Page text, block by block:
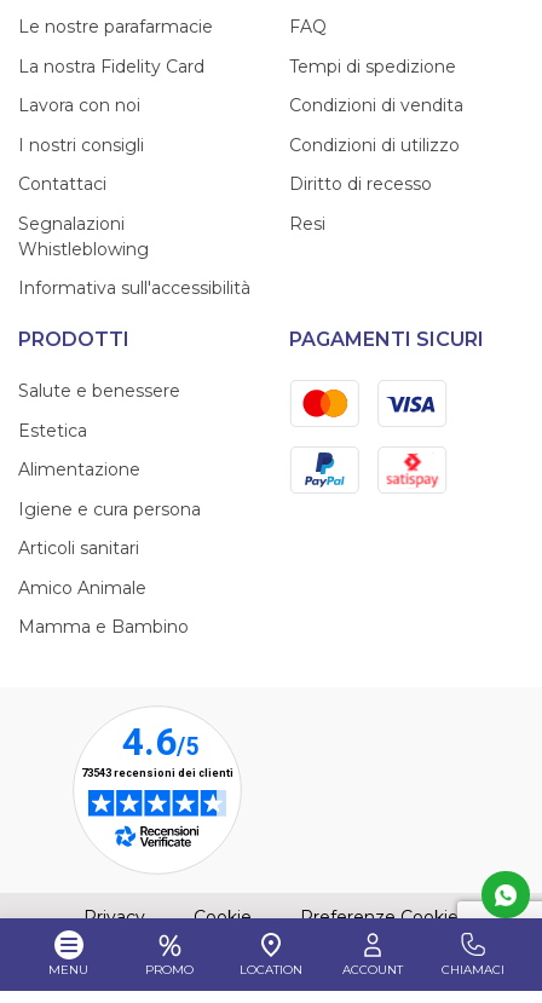
MENU PROMO LOCATION ACCOUNT CHIAMACI
Le nostre parafarmacie
La nostra Fidelity Card
Lavora con noi
I nostri consigli
Contattaci
Segnalazioni
Whistleblowing
Informativa sull'accessibilità
FAQ
Tempi di spedizione
Condizioni di vendita
Condizioni di utilizzo
Diritto di recesso
Resi
PRODOTTI
Salute e benessere
Estetica
Alimentazione
Igiene e cura persona
Articoli sanitari
Amico Animale
Mamma e Bambino
PAGAMENTI SICURI
MastercardVisa
PayPal Satispay
Privacy(apre una nuova finestra)
Cookie(apre una nuova finestra)
Preferenze Cookie